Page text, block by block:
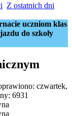
Z ostatnich dni
uczniom klas
do szkoły
czwartek,
6931